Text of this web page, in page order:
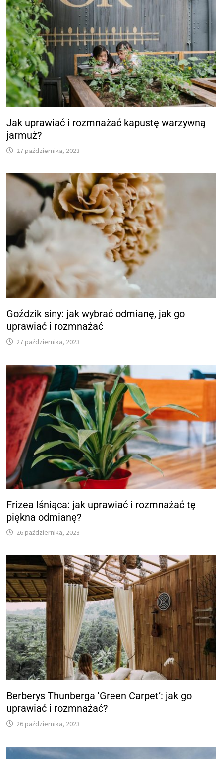
Jak uprawiać i rozmnażać kapustę warzywną
jarmuż?
27 października, 2023
Goździk siny: jak wybrać odmianę, jak go
uprawiać i rozmnażać
27 października, 2023
Frizea lśniąca: jak uprawiać i rozmnażać tę
piękna odmianę?
26 października, 2023
Berberys Thunberga 'Green Carpet’: jak go
uprawiać i rozmnażać?
26 października, 2023